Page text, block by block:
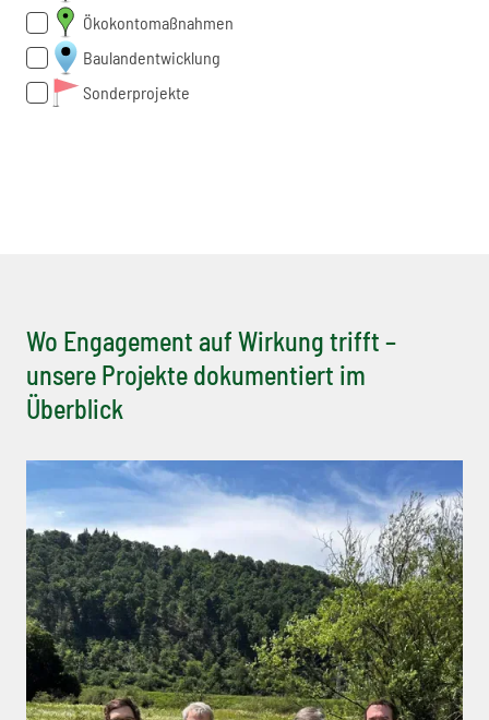
Ökokontomaßnahmen
Baulandentwicklung
Sonderprojekte
Wo Engagement auf Wirkung trifft –
unsere Projekte dokumentiert im
Überblick